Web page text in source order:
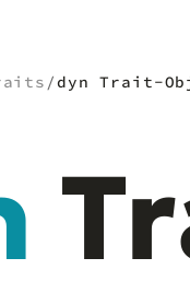
/dyn Trait-